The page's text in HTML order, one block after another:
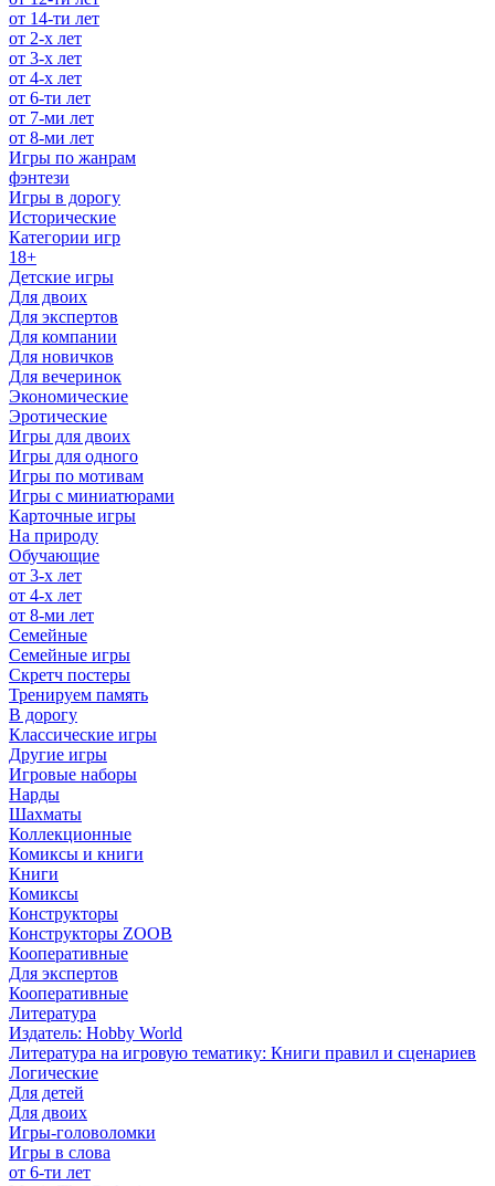
от 14-ти лет
от 2-х лет
от 3-х лет
от 4-х лет
от 6-ти лет
от 7-ми лет
от 8-ми лет
Игры по жанрам
фэнтези
Игры в дорогу
Исторические
Категории игр
18+
Детские игры
Для двоих
Для экспертов
Для компании
Для новичков
Для вечеринок
Экономические
Эротические
Игры для двоих
Игры для одного
Игры по мотивам
Игры с миниатюрами
Карточные игры
На природу
Обучающие
от 3-х лет
от 4-х лет
от 8-ми лет
Семейные
Семейные игры
Скретч постеры
Тренируем память
В дорогу
Классические игры
Другие игры
Игровые наборы
Нарды
Шахматы
Коллекционные
Комиксы и книги
Книги
Комиксы
Конструкторы
Конструкторы ZOOB
Кооперативные
Для экспертов
Кооперативные
Литература
Издатель: Hobby World
Литература на игровую тематику: Книги правил и сценариев
Логические
Для детей
Для двоих
Игры-головоломки
Игры в слова
от 6-ти лет